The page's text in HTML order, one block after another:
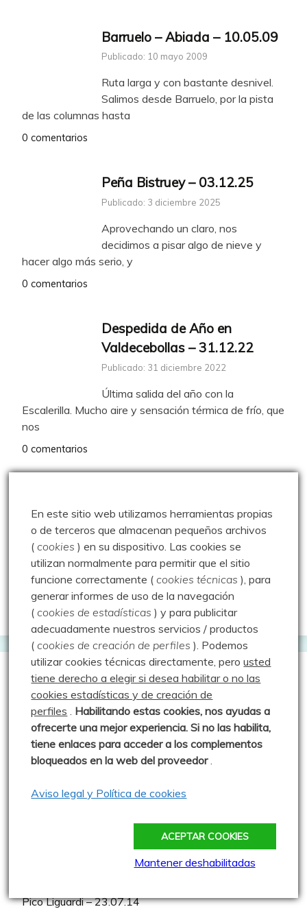
Barruelo – Abiada – 10.05.09
Publicado: 10 mayo 2009
Ruta larga y con bastante desnivel.
Salimos desde Barruelo, por la pista
de las columnas hasta
0 comentarios
Peña Bistruey – 03.12.25
Publicado: 3 diciembre 2025
Aprovechando un claro, nos
decidimos a pisar algo de nieve y
hacer algo más serio, y
0 comentarios
Despedida de Año en
Valdecebollas – 31.12.22
Publicado: 31 diciembre 2022
Última salida del año con la
Escalerilla. Mucho aire y sensación térmica de frío, que
nos
0 comentarios
Publicado: 7 junio 2003
Paseo hasta la mina de Peragido en
un día que amenazaba lluvia.
0 comentarios
Entradas más vistas
Los Chozos de Villafría y más – 15.08.19
Escalada – Orbaneja del Castillo – Escalada –
Enredando por la Pedrosa – 14.07.20
Pozos de Fuentes Carrionas – 25.08.20
Pico Liguardi – 23.07.14
En este sitio web utilizamos herramientas propias
o de terceros que almacenan pequeños archivos
(cookies ) en su dispositivo. Las cookies se
utilizan normalmente para permitir que el sitio
funcione correctamente (cookies técnicas ), para
generar informes de uso de la navegación
(cookies de estadísticas ) y para publicitar
adecuadamente nuestros servicios / productos
(cookies de creación de perfiles ). Podemos
utilizar cookies técnicas directamente, perousted
tiene derecho a elegir si desea habilitar o no las
cookies estadísticas y de creación de
perfiles . Habilitando estas cookies, nos ayudas a
ofrecerte una mejor experiencia. Si no las habilita,
tiene enlaces para acceder a los complementos
bloqueados en la web del proveedor.
Aviso legal y Política de cookies
ACEPTAR COOKIES
Mantener deshabilitadas